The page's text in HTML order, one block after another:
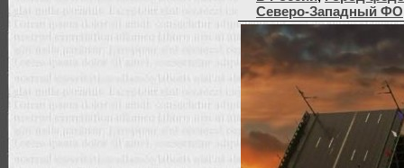
Северо-Западный ФО